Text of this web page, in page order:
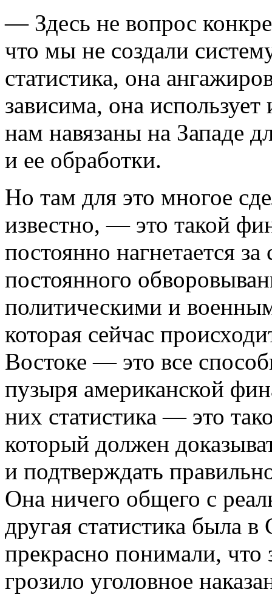
— Здесь не вопрос
что мы не создали
статистика, она
зависима, она
нам навязаны на Западе
и ее обработки.
Но там для это многое
известно, — это такой
постоянно нагнетается за
постоянного
политическими и
которая сейчас
Востоке — это все
пузыря американской
них статистика — это
который должен
и подтверждать
Она ничего общего с
другая статистика была
прекрасно понимали,
грозило уголовное